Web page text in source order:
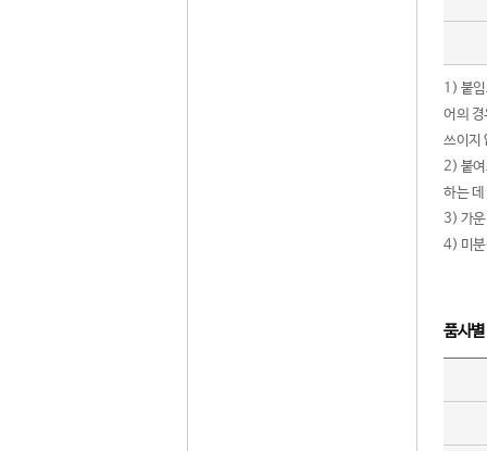
1) 붙
어의
쓰이지
2) 붙여
하는
3) 가운
4) 미분
품사